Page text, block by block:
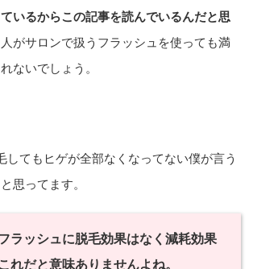
いるからこの記事を読んでいるんだと思
がサロンで扱うフラッシュを使っても満
ないでしょう。
してもヒゲが全部なくなってない僕が言う
思ってます。
ラッシュに脱毛効果はなく減耗効果
れだと意味ありませんよね。